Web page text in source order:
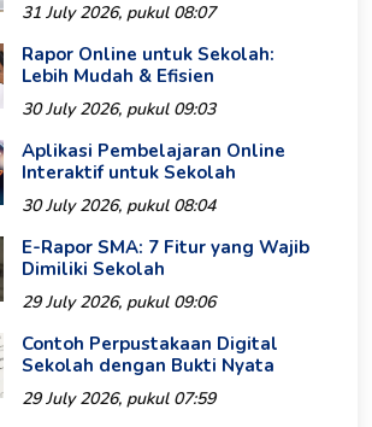
31 July 2026, pukul 08:07
Rapor Online untuk Sekolah:
Lebih Mudah & Efisien
30 July 2026, pukul 09:03
Aplikasi Pembelajaran Online
Interaktif untuk Sekolah
30 July 2026, pukul 08:04
E-Rapor SMA: 7 Fitur yang Wajib
Dimiliki Sekolah
29 July 2026, pukul 09:06
Contoh Perpustakaan Digital
Sekolah dengan Bukti Nyata
29 July 2026, pukul 07:59